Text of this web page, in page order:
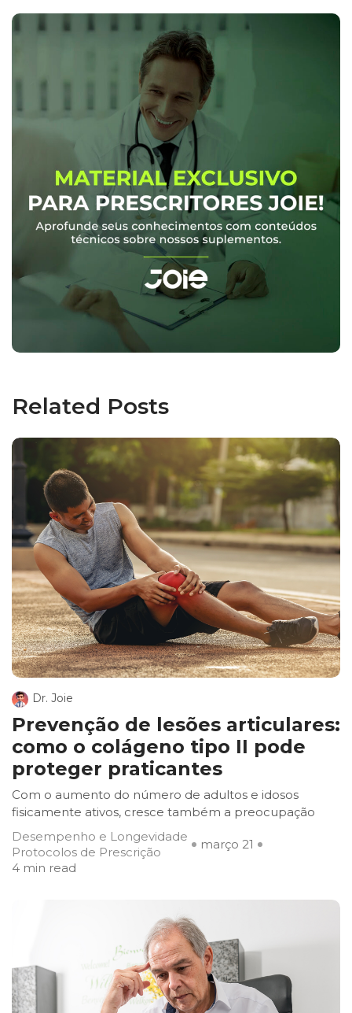
Related Posts
Dr. Joie
Prevenção de lesões articulares:
como o colágeno tipo II pode
proteger praticantes
Com o aumento do número de adultos e idosos
fisicamente ativos, cresce também a preocupação
Desempenho e Longevidade
Protocolos de Prescrição
março 21
4 min read